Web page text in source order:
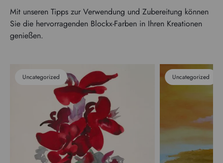
Mit unseren Tipps zur Verwendung und Zubereitung können
Sie die hervorragenden Blockx-Farben in Ihren Kreationen
genießen.
Uncategorized Uncategorized